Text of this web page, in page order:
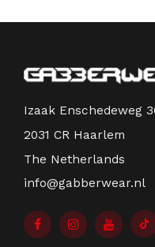
Izaak Enschedeweg
2031 CR Haarlem
The Netherlands
info@gabberwear.nl